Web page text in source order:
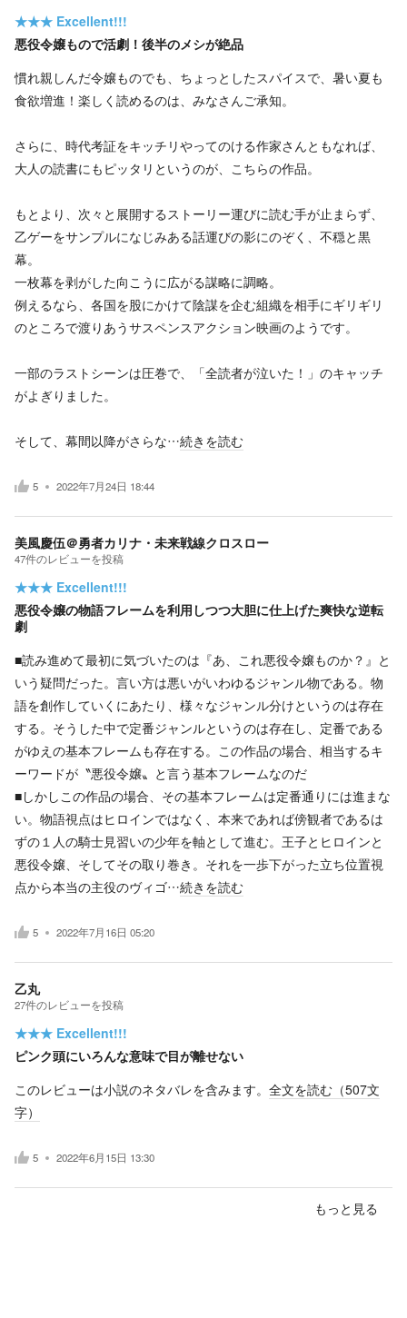
★★★ Excellent!!!
悪役令嬢もので活劇！後半のメシが絶品
慣れ親しんだ令嬢ものでも、ちょっとしたスパイスで、暑い夏も
食欲増進！楽しく読めるのは、みなさんご承知。
さらに、時代考証をキッチリやってのける作家さんともなれば、
大人の読書にもピッタリというのが、こちらの作品。
もとより、次々と展開するストーリー運びに読む手が止まらず、
乙ゲーをサンプルになじみある話運びの影にのぞく、不穏と黒
幕。
一枚幕を剥がした向こうに広がる謀略に調略。
例えるなら、各国を股にかけて陰謀を企む組織を相手にギリギリ
のところで渡りあうサスペンスアクション映画のようです。
一部のラストシーンは圧巻で、「全読者が泣いた！」のキャッチ
がよぎりました。
そして、幕間以降がさらな…続きを読む
5 2022年7月24日 18:44
美風慶伍＠勇者カリナ・未来戦線クロスロー
47件のレビューを投稿
★★★ Excellent!!!
悪役令嬢の物語フレームを利用しつつ大胆に仕上げた爽快な逆転
劇
■読み進めて最初に気づいたのは『あ、これ悪役令嬢ものか？』と
いう疑問だった。言い方は悪いがいわゆるジャンル物である。物
語を創作していくにあたり、様々なジャンル分けというのは存在
する。そうした中で定番ジャンルというのは存在し、定番である
がゆえの基本フレームも存在する。この作品の場合、相当するキ
ーワードが〝悪役令嬢〟と言う基本フレームなのだ
■しかしこの作品の場合、その基本フレームは定番通りには進まな
い。物語視点はヒロインではなく、本来であれば傍観者であるは
ずの１人の騎士見習いの少年を軸として進む。王子とヒロインと
悪役令嬢、そしてその取り巻き。それを一歩下がった立ち位置視
点から本当の主役のヴィゴ…続きを読む
5 2022年7月16日 05:20
乙丸
27件のレビューを投稿
★★★ Excellent!!!
ピンク頭にいろんな意味で目が離せない
このレビューは小説のネタバレを含みます。 全文を読む（507文
字）
5 2022年6月15日 13:30
もっと見る